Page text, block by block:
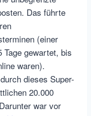
Das führte
(einer
Tage gewartet, bis
waren).
dieses Super-
20.000
war vor